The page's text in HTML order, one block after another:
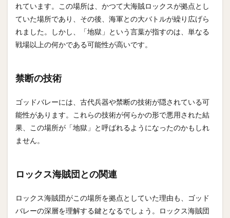
れています。この場所は、かつて大海賊ロックスが拠点とし
ていた場所であり、その後、海軍との大バトルが繰り広げら
れました。しかし、「地獄」という言葉が指すのは、単なる
戦場以上の何かである可能性が高いです。
禁断の技術
ゴッドバレーには、古代兵器や禁断の技術が隠されている可
能性があります。これらの技術が何らかの形で悪用された結
果、この場所が「地獄」と呼ばれるようになったのかもしれ
ません。
ロックス海賊団との関連
ロックス海賊団がこの場所を拠点としていた理由も、ゴッド
バレーの深層を理解する鍵となるでしょう。ロックス海賊団